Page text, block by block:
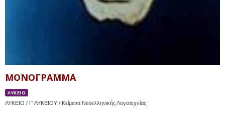
ΜΟΝΟΓΡΑΜΜΑ
ΛΥΚΕΙΟ
ΛΥΚΕΙΟ / Γ' ΛΥΚΕΙΟΥ / Κείμενα Νεοελληνικής Λογοτεχνίας